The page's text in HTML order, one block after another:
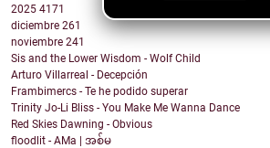
2025 4171
diciembre 261
noviembre 241
Sis and the Lower Wisdom - Wolf Child
Arturo Villarreal - Decepción
Frambimercs - Te he podido superar
Trinity Jo-Li Bliss - You Make Me Wanna Dance
Red Skies Dawning - Obvious
floodlit - AMa | အစ်မ